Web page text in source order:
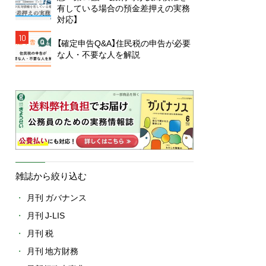
有している場合の預金差押えの実務
対応】
10
【確定申告Q&A】住民税の申告が必要
な人・不要な人を解説
雑誌から絞り込む
月刊 ガバナンス
月刊 J-LIS
月刊 税
月刊 地方財務